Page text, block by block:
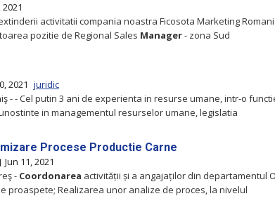
2021
activitatii compania noastra Ficosota Marketing
pozitie de Regional Sales Manager- zona Sud
2021 juridic
- - Cel putin 3 ani de experienta in resurse umane, intr-o
in managementul resurselor umane, legislatia
Procese Productie Carne
Jun 11, 2021
- Coordonarea activității și a angajaților din departamentul
proaspete; Realizarea unor analize de proces, la nivelul